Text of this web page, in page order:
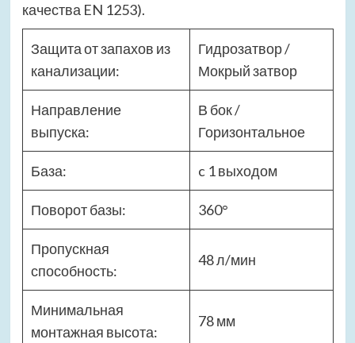
качества EN 1253).
Защита от запахов из
канализации:
Гидрозатвор /
Мокрый затвор
Направление
выпуска:
В бок /
Горизонтальное
База: c 1 выходом
Поворот базы: 360°
Пропускная
способность:
48 л/мин
Минимальная
монтажная высота:
78 мм